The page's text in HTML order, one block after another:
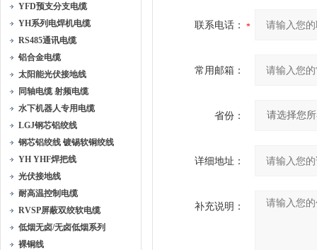
YFD预支分支电缆
YH系列电焊机电缆
RS485通讯电缆
铝合金电缆
太阳能光伏接地线
同轴电缆 射频电缆
水下机器人专用电缆
LGJ钢芯铝绞线
钢芯铝绞线 镀锡软铜绞线
YH YHF焊把线
光伏接地线
耐高温控制电缆
RVSP屏蔽双绞软电缆
低烟无卤/无卤低烟系列
裸铜线
联系电话：
常用邮箱：
省份：
详细地址：
补充说明：